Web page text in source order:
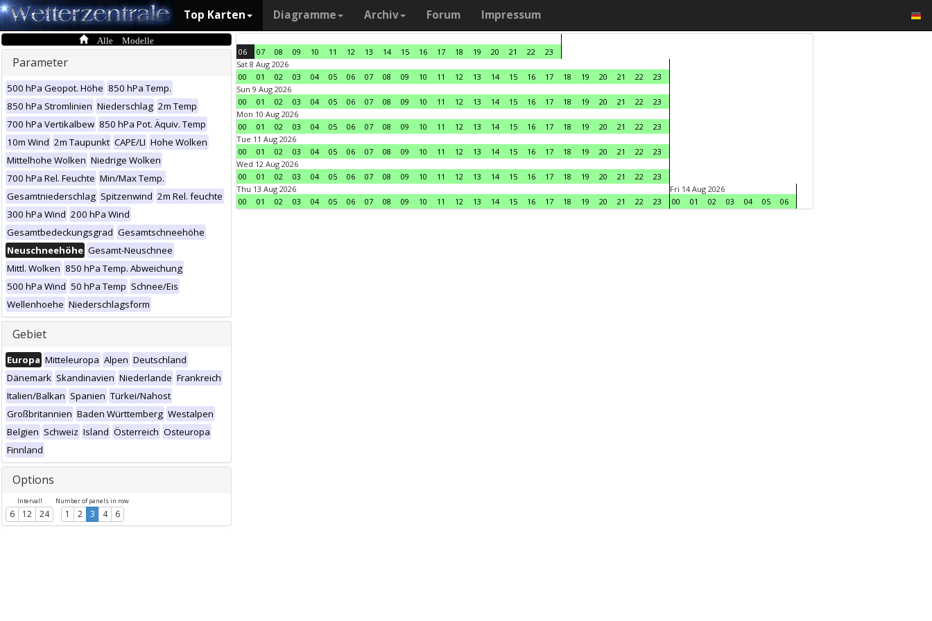
Top Karten Diagramme Archiv Forum Impressum
Alle Modelle
Parameter
500 hPa Geopot. Höhe 850 hPa Temp.
850 hPa Stromlinien Niederschlag 2m Temp
700 hPa Vertikalbew 850 hPa Pot. Äquiv. Temp
10m Wind 2m Taupunkt CAPE/LI Hohe Wolken
Mittelhohe Wolken Niedrige Wolken
700 hPa Rel. Feuchte Min/Max Temp.
Gesamtniederschlag Spitzenwind 2m Rel. feuchte
300 hPa Wind 200 hPa Wind
Gesamtbedeckungsgrad Gesamtschneehöhe
Neuschneehöhe Gesamt-Neuschnee
Mittl. Wolken 850 hPa Temp. Abweichung
500 hPa Wind 50 hPa Temp Schnee/Eis
Wellenhoehe Niederschlagsform
Gebiet
Europa Mitteleuropa Alpen Deutschland
Dänemark Skandinavien Niederlande Frankreich
Italien/Balkan Spanien Türkei/Nahost
Großbritannien Baden Württemberg Westalpen
Belgien Schweiz Island Österreich Osteuropa
Finnland
Options
Intervall
6 12 24
Number of panels in row
1 2 3 4 6
06 07 08 09 10 11 12 13 14 15 16 17 18 19 20 21 22
23
Sat 8 Aug 2026
00
01 02 03 04 05 06 07 08 09 10 11 12 13 14 15 16 17 18 19 20 21 22
23
Sun 9 Aug 2026
00
01 02 03 04 05 06 07 08 09 10 11 12 13 14 15 16 17 18 19 20 21 22
23
Mon 10 Aug 2026
00
01 02 03 04 05 06 07 08 09 10 11 12 13 14 15 16 17 18 19 20 21 22
23
Tue 11 Aug 2026
00
01 02 03 04 05 06 07 08 09 10 11 12 13 14 15 16 17 18 19 20 21 22
23
Wed 12 Aug 2026
00
01 02 03 04 05 06 07 08 09 10 11 12 13 14 15 16 17 18 19 20 21 22
23
Thu 13 Aug 2026
00
01 02 03 04 05 06 07 08 09 10 11 12 13 14 15 16 17 18 19 20 21 22 23
Fri 14 Aug 2026
00
01 02 03 04 05 06